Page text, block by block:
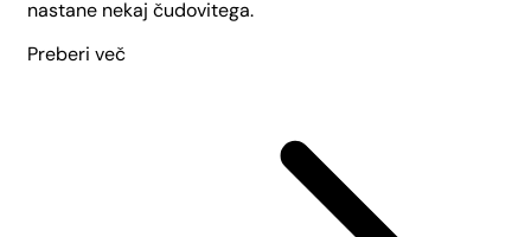
nastane nekaj čudovitega.
Preberi več